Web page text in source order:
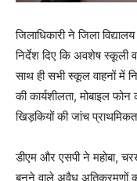
जिलाधिकारी ने जिला
निर्देश दिए कि अवशेष स्कूली
साथ ही सभी स्कूल वाहनों में
की कार्यशीलता, मोबाइल
खिड़कियों की जांच
डीएम और एसपी ने महोबा,
बनने वाले अवैध अतिक्रमणों